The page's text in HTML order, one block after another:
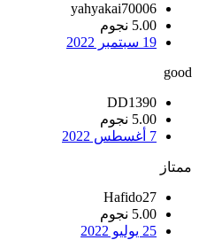
yahyakai70006
5.00 نجوم
19 سبتمبر 2022
good
DD1390
5.00 نجوم
7 أغسطس 2022
ممتاز
Hafido27
5.00 نجوم
25 يوليو 2022